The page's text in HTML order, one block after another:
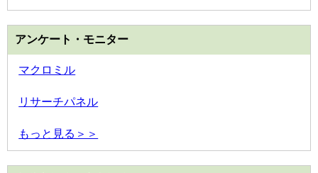
アンケート・モニター
マクロミル
リサーチパネル
もっと見る＞＞